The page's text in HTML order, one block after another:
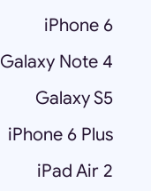
iPhone 6
Galaxy Note 4
Galaxy S5
iPhone 6 Plus
iPad Air 2